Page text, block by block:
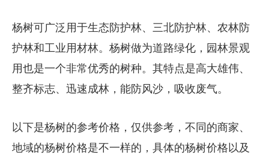
杨树可广泛用于生态防护林、三北防护林、农林防
护林和工业用材林。杨树做为道路绿化，园林景观
用也是一个非常优秀的树种。其特点是高大雄伟、
整齐标志、迅速成林，能防风沙，吸收废气。
以下是杨树的参考价格，仅供参考，不同的商家、
地域的杨树价格是不一样的，具体的杨树价格以及